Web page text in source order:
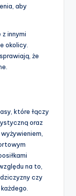
aby
innymi
okolicy.
że
które łączy
oraz
na to,
czy